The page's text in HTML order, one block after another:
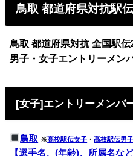
鳥取 都道府県対抗駅
鳥取 都道府県対抗 全国駅
男子・女子エントリーメン
[女子]エントリーメンバ
鳥取 ※高校駅伝女子 ・高校駅伝男子
【選手名、(年齢)、所属名など